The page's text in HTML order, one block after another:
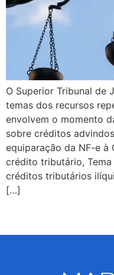
O Superior Tribunal de
temas dos recursos
envolvem o momento
sobre créditos
equiparação da NF-e à
crédito tributário,
créditos tributários
[…]